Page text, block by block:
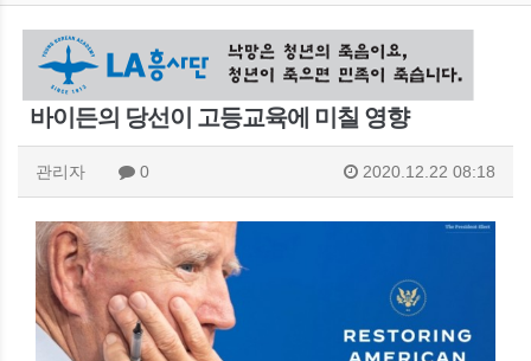
바이든의 당선이 고등교육에 미칠 영향
관리자 0 2020.12.22 08:18